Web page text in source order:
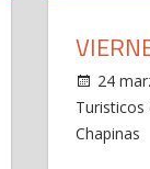
24
Turisticos
Chapinas